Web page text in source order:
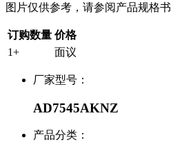
图片仅供参考，请参阅产品规格书
订购数量 价格
1+
面议
厂家型号：
AD7545AKNZ
产品分类：